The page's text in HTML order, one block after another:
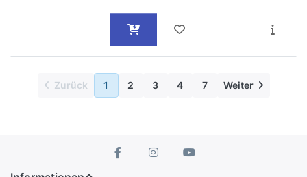
Zurück 1 2 3 4 7 Weiter